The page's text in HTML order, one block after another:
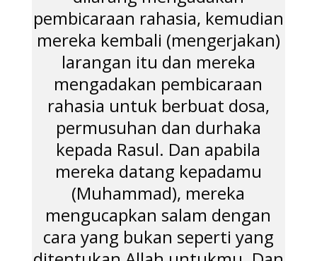
pembicaraan rahasia, kemudian
mereka kembali (mengerjakan)
larangan itu dan mereka
mengadakan pembicaraan
rahasia untuk berbuat dosa,
permusuhan dan durhaka
kepada Rasul. Dan apabila
mereka datang kepadamu
(Muhammad), mereka
mengucapkan salam dengan
cara yang bukan seperti yang